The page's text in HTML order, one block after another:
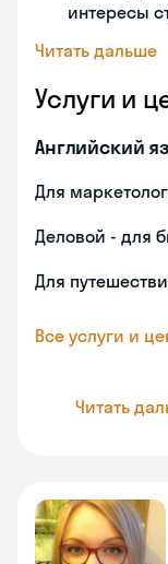
интересы
Читать дальше
Услуги и
Английский
Для
Деловой - для
Для
Все услуги и
Читать